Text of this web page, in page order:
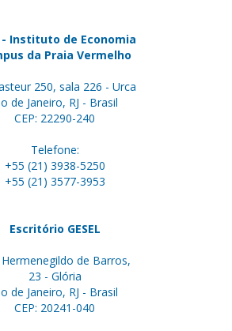
- Instituto de Economia
da Praia Vermelho
250, sala 226 - Urca
de Janeiro, RJ - Brasil
CEP: 22290-240
Telefone:
+55 (21) 3938-5250
+55 (21) 3577-3953
Escritório GESEL
Hermenegildo de Barros,
23 - Glória
de Janeiro, RJ - Brasil
CEP: 20241-040